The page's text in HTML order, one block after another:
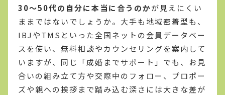
30〜50代の自分に本当に合うのかが見えにくい
ままではないでしょうか。大手も地域密着型も、
IBJやTMSといった全国ネットの会員データベー
スを使い、無料相談やカウンセリングを案内して
いますが、同じ「成婚までサポート」でも、お見
合いの組み立て方や交際中のフォロー、プロポー
ズや親への挨拶まで踏み込む深さには大きな差が